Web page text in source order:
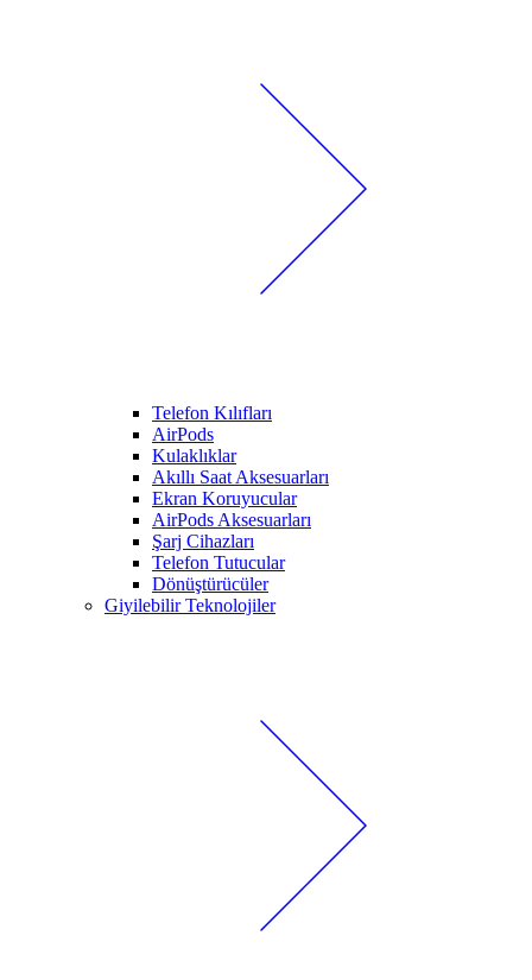
Telefon Kılıfları
AirPods
Kulaklıklar
Akıllı Saat Aksesuarları
Ekran Koruyucular
AirPods Aksesuarları
Şarj Cihazları
Telefon Tutucular
Dönüştürücüler
Giyilebilir Teknolojiler